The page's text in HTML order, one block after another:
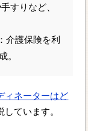
すりなど、
介護保険を利
。
ィネーターはど
しています。